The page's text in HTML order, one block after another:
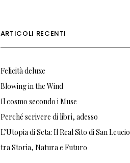
ARTICOLI RECENTI
Felicità deluxe
Blowing in the Wind
Il cosmo secondo i Muse
Perché scrivere di libri, adesso
L’Utopia di Seta: Il Real Sito di San Leucio
tra Storia, Natura e Futuro